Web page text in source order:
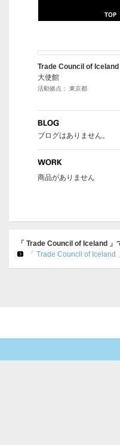
Trade Council of Iceland
大使館
活動拠点： 東京都
ブログはありません。
商品がありません
「 Trade Council of Iceland 」
「 Trade Council of Iceland